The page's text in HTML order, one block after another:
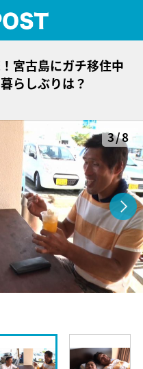
宮古島にガチ移住中
らしぶりは？
3/8